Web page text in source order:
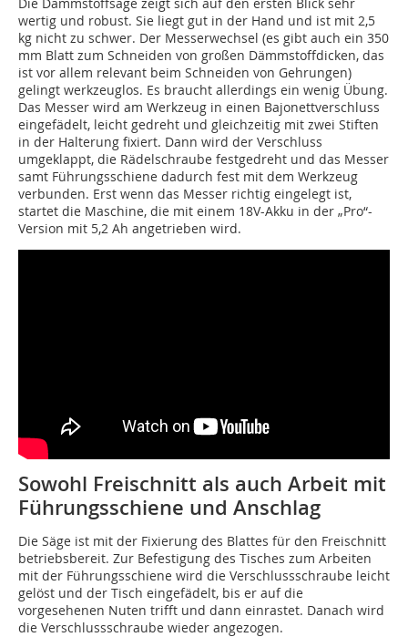
Die Dämmstoffsäge zeigt sich auf den ersten Blick sehr
wertig und robust. Sie liegt gut in der Hand und ist mit 2,5
kg nicht zu schwer. Der Messerwechsel (es gibt auch ein 350
mm Blatt zum Schneiden von großen Dämmstoffdicken, das
ist vor allem relevant beim Schneiden von Gehrungen)
gelingt werkzeuglos. Es braucht allerdings ein wenig Übung.
Das Messer wird am Werkzeug in einen Bajonettverschluss
eingefädelt, leicht gedreht und gleichzeitig mit zwei Stiften
in der Halterung fixiert. Dann wird der Verschluss
umgeklappt, die Rädelschraube festgedreht und das Messer
samt Führungsschiene dadurch fest mit dem Werkzeug
verbunden. Erst wenn das Messer richtig eingelegt ist,
startet die Maschine, die mit einem 18V-Akku in der „Pro“-
Version mit 5,2 Ah angetrieben wird.
Sowohl Freischnitt als auch Arbeit mit
Führungsschiene und Anschlag
Die Säge ist mit der Fixierung des Blattes für den Freischnitt
betriebsbereit. Zur Befestigung des Tisches zum Arbeiten
mit der Führungsschiene wird die Verschlussschraube leicht
gelöst und der Tisch eingefädelt, bis er auf die
vorgesehenen Nuten trifft und dann einrastet. Danach wird
die Verschlussschraube wieder angezogen.